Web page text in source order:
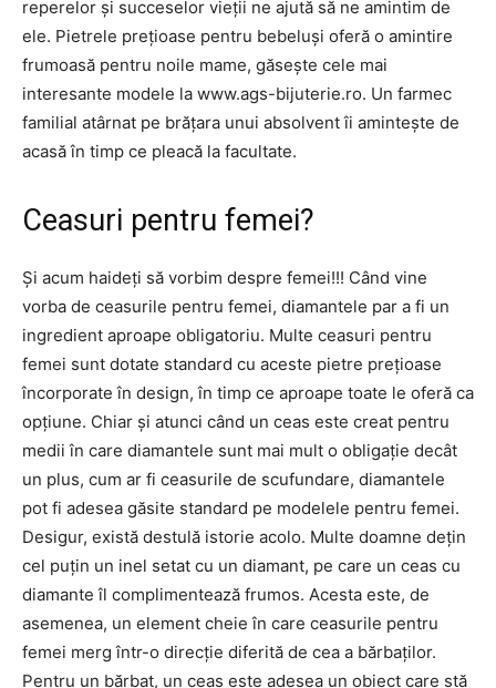
reperelor și succeselor vieții ne ajută să ne amintim de
ele. Pietrele prețioase pentru bebeluși oferă o amintire
frumoasă pentru noile mame, găsește cele mai
interesante modele la www.ags-bijuterie.ro. Un farmec
familial atârnat pe brățara unui absolvent îi amintește de
acasă în timp ce pleacă la facultate.
Ceasuri pentru femei?
Și acum haideți să vorbim despre femei!!! Când vine
vorba de ceasurile pentru femei, diamantele par a fi un
ingredient aproape obligatoriu. Multe ceasuri pentru
femei sunt dotate standard cu aceste pietre prețioase
încorporate în design, în timp ce aproape toate le oferă ca
opțiune. Chiar și atunci când un ceas este creat pentru
medii în care diamantele sunt mai mult o obligație decât
un plus, cum ar fi ceasurile de scufundare, diamantele
pot fi adesea găsite standard pe modelele pentru femei.
Desigur, există destulă istorie acolo. Multe doamne dețin
cel puțin un inel setat cu un diamant, pe care un ceas cu
diamante îl complimentează frumos. Acesta este, de
asemenea, un element cheie în care ceasurile pentru
femei merg într-o direcție diferită de cea a bărbaților.
Pentru un bărbat, un ceas este adesea un obiect care stă